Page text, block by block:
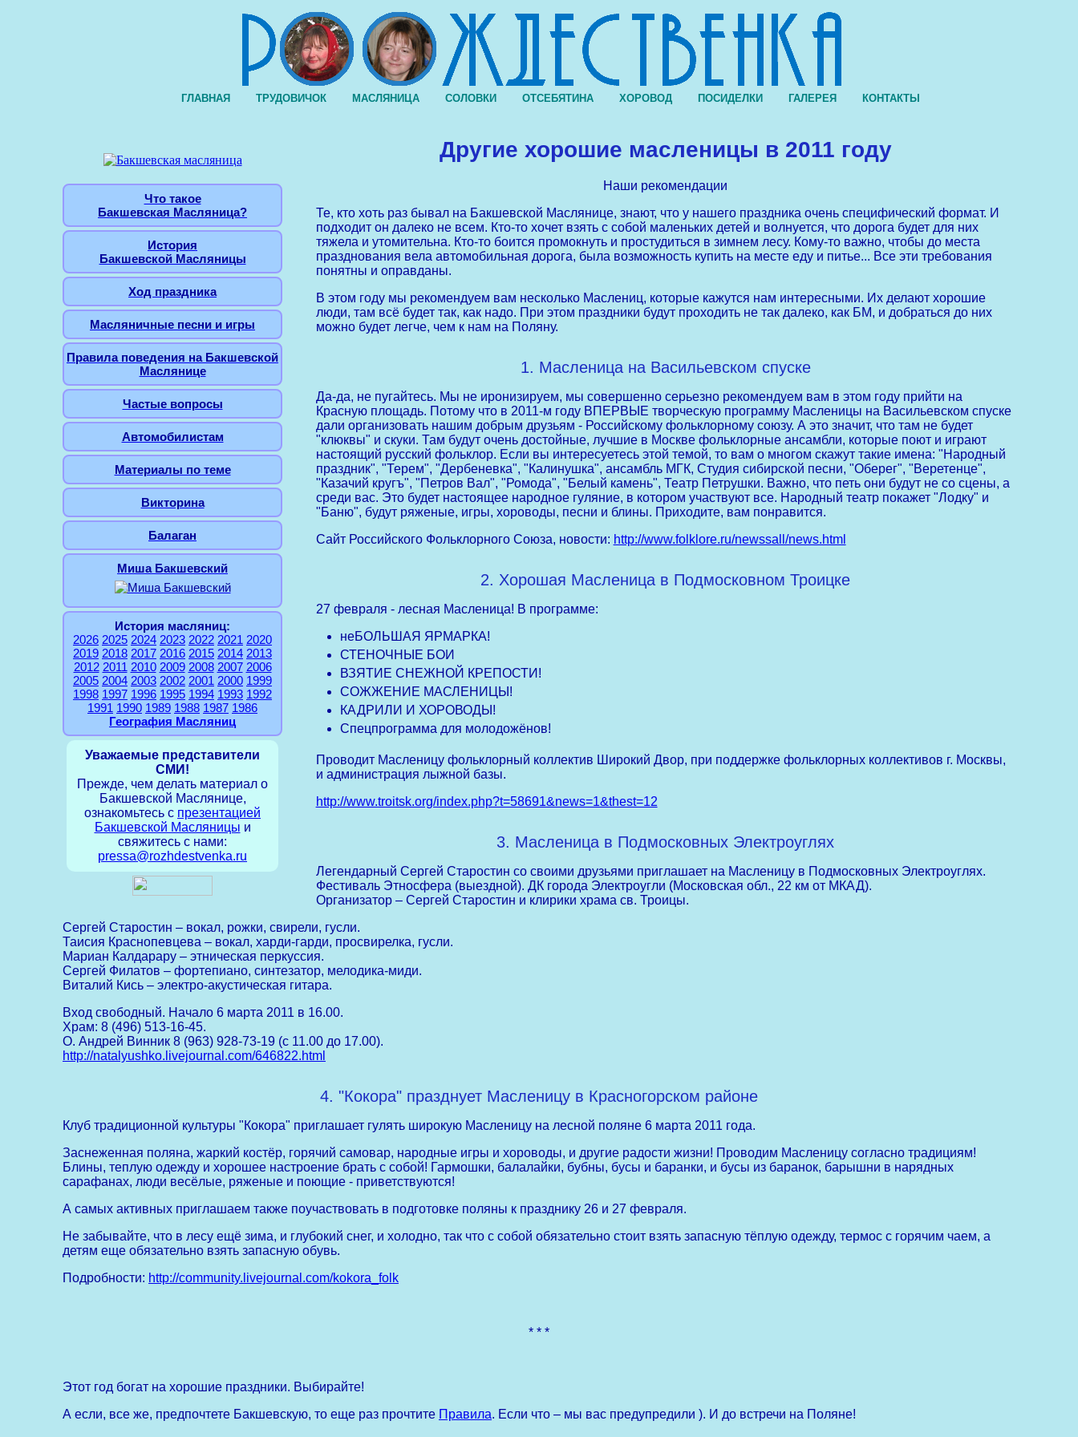
ГЛАВНАЯ ТРУДОВИЧОК МАСЛЯНИЦА СОЛОВКИ ОТСЕБЯТИНА ХОРОВОД ПОСИДЕЛКИ ГАЛЕРЕЯ КОНТАКТЫ
Что такое
Бакшевская Масляница?
История
Бакшевской Масляницы
Ход праздника
Масляничные песни и игры
Правила поведения на Бакшевской
Маслянице
Частые вопросы
Автомобилистам
Материалы по теме
Викторина
Балаган
Миша Бакшевский
История масляниц:
2026 2025 2024 2023 2022 2021 2020
2019 2018 2017 2016 2015 2014 2013
2012 2011 2010 2009 2008 2007 2006
2005 2004 2003 2002 2001 2000 1999
1998 1997 1996 1995 1994 1993 1992
1991 1990 1989 1988 1987 1986
География Масляниц
Уважаемые представители
СМИ!
Прежде, чем делать материал о
Бакшевской Маслянице,
ознакомьтесь с презентацией
Бакшевской Масляницы и
свяжитесь с нами:
pressa@rozhdestvenka.ru
Другие хорошие масленицы в 2011 году
Наши рекомендации
Те, кто хоть раз бывал на Бакшевской Маслянице, знают, что у нашего праздника очень специфический формат. И
подходит он далеко не всем. Кто-то хочет взять с собой маленьких детей и волнуется, что дорога будет для них
тяжела и утомительна. Кто-то боится промокнуть и простудиться в зимнем лесу. Кому-то важно, чтобы до места
празднования вела автомобильная дорога, была возможность купить на месте еду и питье... Все эти требования
понятны и оправданы.
В этом году мы рекомендуем вам несколько Маслениц, которые кажутся нам интересными. Их делают хорошие
люди, там всё будет так, как надо. При этом праздники будут проходить не так далеко, как БМ, и добраться до них
можно будет легче, чем к нам на Поляну.
1. Масленица на Васильевском спуске
Да-да, не пугайтесь. Мы не иронизируем, мы совершенно серьезно рекомендуем вам в этом году прийти на
Красную площадь. Потому что в 2011-м году ВПЕРВЫЕ творческую программу Масленицы на Васильевском спуске
дали организовать нашим добрым друзьям - Российскому фольклорному союзу. А это значит, что там не будет
"клюквы" и скуки. Там будут очень достойные, лучшие в Москве фольклорные ансамбли, которые поют и играют
настоящий русский фольклор. Если вы интересуетесь этой темой, то вам о многом скажут такие имена: "Народный
праздник", "Терем", "Дербеневка", "Калинушка", ансамбль МГК, Студия сибирской песни, "Оберег", "Веретенце",
"Казачий кругъ", "Петров Вал", "Ромода", "Белый камень", Театр Петрушки. Важно, что петь они будут не со сцены, а
среди вас. Это будет настоящее народное гуляние, в котором участвуют все. Народный театр покажет "Лодку" и
"Баню", будут ряженые, игры, хороводы, песни и блины. Приходите, вам понравится.
Сайт Российского Фольклорного Союза, новости: http://www.folklore.ru/newssall/news.html
2. Хорошая Масленица в Подмосковном Троицке
27 февраля - лесная Масленица! В программе:
неБОЛЬШАЯ ЯРМАРКА!
СТЕНОЧНЫЕ БОИ
ВЗЯТИЕ СНЕЖНОЙ КРЕПОСТИ!
СОЖЖЕНИЕ МАСЛЕНИЦЫ!
КАДРИЛИ И ХОРОВОДЫ!
Спецпрограмма для молодожёнов!
Проводит Масленицу фольклорный коллектив Широкий Двор, при поддержке фольклорных коллективов г. Москвы,
и администрация лыжной базы.
http://www.troitsk.org/index.php?t=58691&news=1&thest=12
3. Масленица в Подмосковных Электроуглях
Легендарный Сергей Старостин со своими друзьями приглашает на Масленицу в Подмосковных Электроуглях.
Фестиваль Этносфера (выездной). ДК города Электроугли (Московская обл., 22 км от МКАД).
Организатор – Сергей Старостин и клирики храма св. Троицы.
Сергей Старостин – вокал, рожки, свирели, гусли.
Таисия Краснопевцева – вокал, харди-гарди, просвирелка, гусли.
Мариан Калдарару – этническая перкуссия.
Сергей Филатов – фортепиано, синтезатор, мелодика-миди.
Виталий Кись – электро-акустическая гитара.
Вход свободный. Начало 6 марта 2011 в 16.00.
Храм: 8 (496) 513-16-45.
О. Андрей Винник 8 (963) 928-73-19 (с 11.00 до 17.00).
http://natalyushko.livejournal.com/646822.html
4. "Кокора" празднует Масленицу в Красногорском районе
Клуб традиционной культуры "Кокора" приглашает гулять широкую Масленицу на лесной поляне 6 марта 2011 года.
Заснеженная поляна, жаркий костёр, горячий самовар, народные игры и хороводы, и другие радости жизни! Проводим Масленицу согласно традициям!
Блины, теплую одежду и хорошее настроение брать с собой! Гармошки, балалайки, бубны, бусы и баранки, и бусы из баранок, барышни в нарядных
сарафанах, люди весёлые, ряженые и поющие - приветствуются!
А самых активных приглашаем также поучаствовать в подготовке поляны к празднику 26 и 27 февраля.
Не забывайте, что в лесу ещё зима, и глубокий снег, и холодно, так что с собой обязательно стоит взять запасную тёплую одежду, термос с горячим чаем, а
детям еще обязательно взять запасную обувь.
Подробности: http://community.livejournal.com/kokora_folk
* * *
Этот год богат на хорошие праздники. Выбирайте!
А если, все же, предпочтете Бакшевскую, то еще раз прочтите Правила. Если что – мы вас предупредили ). И до встречи на Поляне!